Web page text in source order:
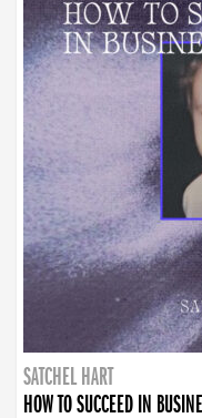
SATCHEL HART
HOW TO SUCCEED IN